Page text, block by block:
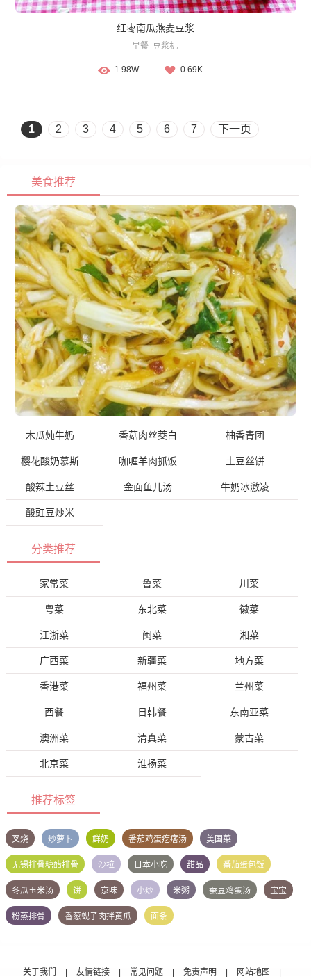
红枣南瓜燕麦豆浆
早餐 豆浆机
1.98W 0.69K
1 2 3 4 5 6 7 下一页
美食推荐
木瓜炖牛奶 香菇肉丝茭白 柚香青团
樱花酸奶慕斯 咖喱羊肉抓饭 土豆丝饼
酸辣土豆丝 金面鱼儿汤 牛奶冰激凌
酸豇豆炒米
分类推荐
家常菜 鲁菜 川菜
粤菜 东北菜 徽菜
江浙菜 闽菜 湘菜
广西菜 新疆菜 地方菜
香港菜 福州菜 兰州菜
西餐 日韩餐 东南亚菜
澳洲菜 清真菜 蒙古菜
北京菜 淮扬菜
推荐标签
叉烧 炒萝卜 鲜奶 番茄鸡蛋疙瘩汤 美国菜
无锡排骨糖醋排骨 沙拉 日本小吃 甜品 番茄蛋包饭
冬瓜玉米汤 饼 京味 小炒 米粥 蚕豆鸡蛋汤 宝宝
粉蒸排骨 香葱蚬子肉拌黄瓜 面条
关于我们 | 友情链接 | 常见问题 | 免责声明 | 网站地图 |